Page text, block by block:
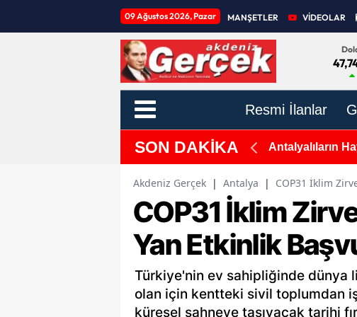
09 Ağustos 2026, Pazar MANŞETLER VİDEOLAR
Resmi İlanlar
SON DAKİKA
Bu Yıl 5. Kez İhaleye Çıkılacak Antalyalıların
Akdeniz Gerçek | Antalya | COP31 İklim
COP31 İklim
Yan Etkinlik
Türkiye'nin ev sahipliğinde dünya
olan için kentteki sivil toplumdan
küresel sahneye taşıyacak tarihi